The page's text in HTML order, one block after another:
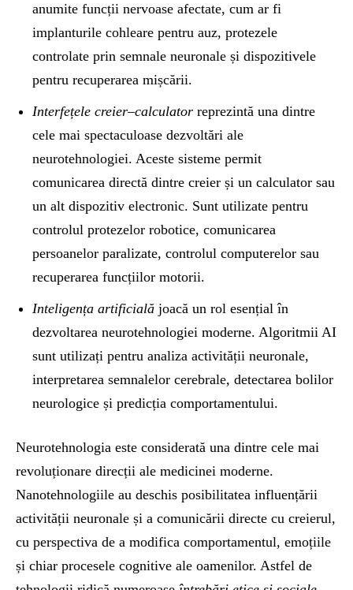
anumite funcții nervoase afectate, cum ar fi
implanturile cohleare pentru auz, protezele
controlate prin semnale neuronale și dispozitivele
pentru recuperarea mișcării.
Interfețele creier–calculator reprezintă una dintre
cele mai spectaculoase dezvoltări ale
neurotehnologiei. Aceste sisteme permit
comunicarea directă dintre creier și un calculator sau
un alt dispozitiv electronic. Sunt utilizate pentru
controlul protezelor robotice, comunicarea
persoanelor paralizate, controlul computerelor sau
recuperarea funcțiilor motorii.
Inteligența artificială joacă un rol esențial în
dezvoltarea neurotehnologiei moderne. Algoritmii AI
sunt utilizați pentru analiza activității neuronale,
interpretarea semnalelor cerebrale, detectarea bolilor
neurologice și predicția comportamentului.
Neurotehnologia este considerată una dintre cele mai
revoluționare direcții ale medicinei moderne.
Nanotehnologiile au deschis posibilitatea influențării
activității neuronale și a comunicării directe cu creierul,
cu perspectiva de a modifica comportamentul, emoțiile
și chiar procesele cognitive ale oamenilor. Astfel de